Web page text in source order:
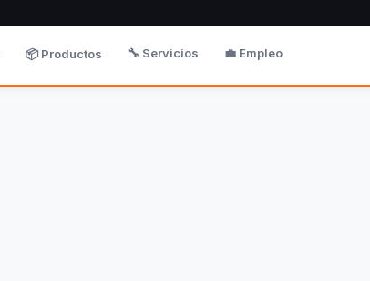
📦 Productos 🔧 Servicios 💼 Empleo